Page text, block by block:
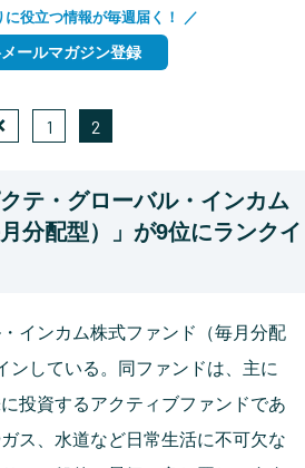
に役立つ情報が毎週届く！ ／
ールマガジン登録
1 2
テ・グローバル・インカム
分配型）」が9位にランクイ
インカム株式ファンド（毎月分配
ンしている。同ファンドは、主に
投資するアクティブファンドであ
ス、水道など日常生活に不可欠な